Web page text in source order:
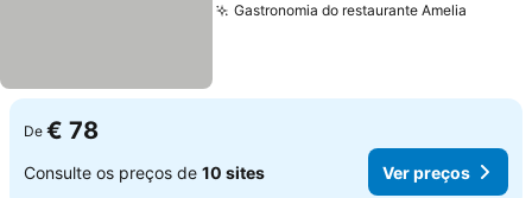
Gastronomia do restaurante Amelia
De € 78
Consulte os preços de 10 sites Ver preços